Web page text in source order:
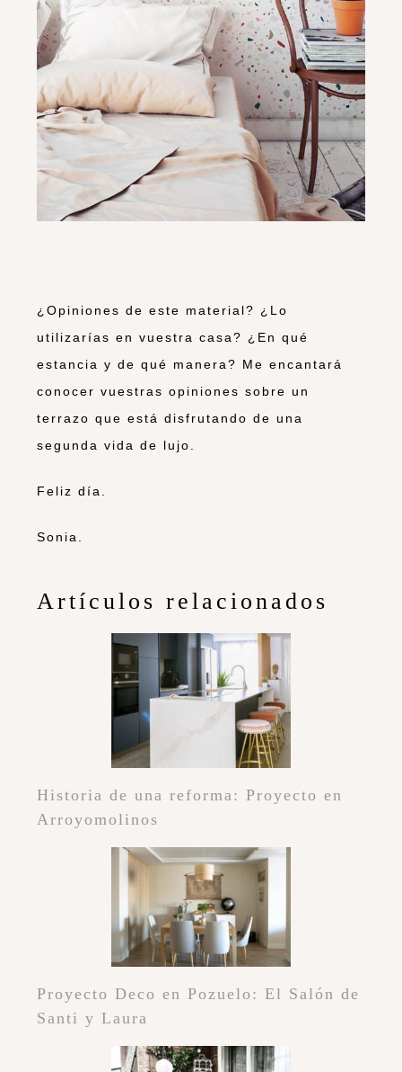
¿Opiniones de este material? ¿Lo
utilizarías en vuestra casa? ¿En qué
estancia y de qué manera? Me encantará
conocer vuestras opiniones sobre un
terrazo que está disfrutando de una
segunda vida de lujo.
Feliz día.
Sonia.
Artículos relacionados
Historia de una reforma: Proyecto en
Arroyomolinos
Proyecto Deco en Pozuelo: El Salón de
Santi y Laura